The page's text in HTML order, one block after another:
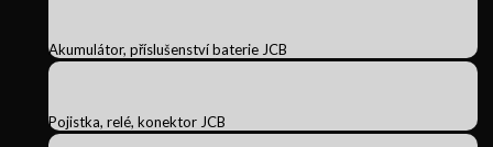
Akumulátor, příslušenství baterie JCB
Pojistka, relé, konektor JCB